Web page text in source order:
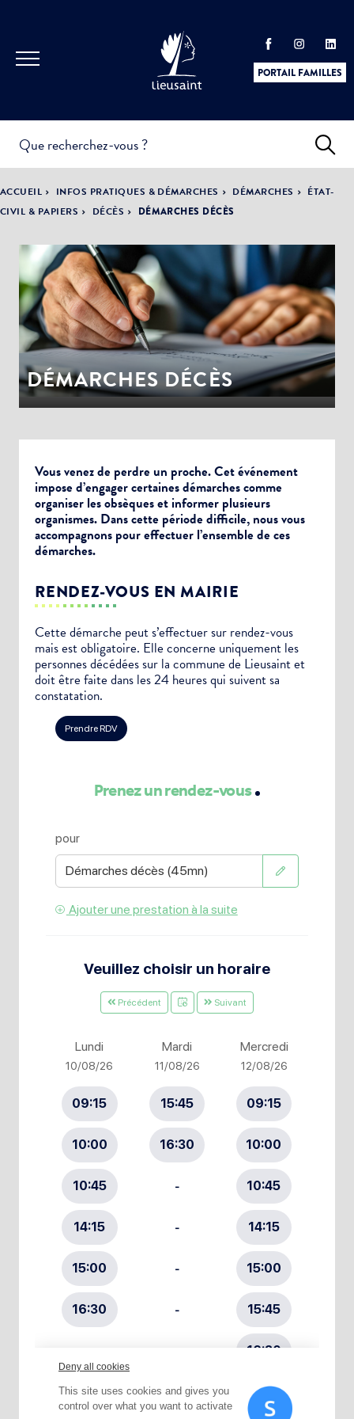
PORTAIL FAMILLES
PRATIQUES &
DÉMARCHES
ACTUALITÉS &
ÉVÈNEMENTS
LA VILLE
DÉMOCRATIE
PARTICIPATIVE
ACCUEIL INFOS PRATIQUES & DÉMARCHES DÉMARCHES
ÉTAT-
CIVIL & PAPIERS
DÉCÈS DÉMARCHES DÉCÈS
DÉMARCHES DÉCÈS
Vous venez de perdre un proche. Cet événement
impose d’engager certaines démarches comme
organiser les obsèques et informer plusieurs
organismes. Dans cette période difficile, nous vous
accompagnons pour effectuer l’ensemble de ces
démarches.
RENDEZ-VOUS EN MAIRIE
Cette démarche peut s’effectuer sur rendez-vous
mais est obligatoire. Elle concerne uniquement les
personnes décédées sur la commune de Lieusaint et
doit être faite dans les 24 heures qui suivent sa
constatation.